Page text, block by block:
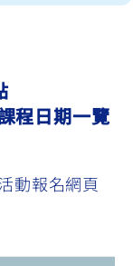
程日期一覽
動報名網頁